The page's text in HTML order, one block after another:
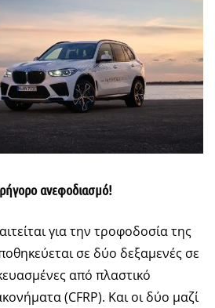
ανεφοδιασμό!
για την τροφοδοσία της
σε δύο δεξαμενές σε
από πλαστικό
(CFRP). Και οι δύο μαζί